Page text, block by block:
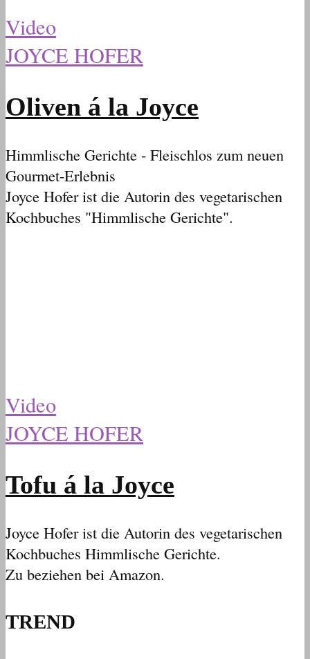
Video
JOYCE HOFER
Oliven á la Joyce
Himmlische Gerichte - Fleischlos zum neuen
Gourmet-Erlebnis
Joyce Hofer ist die Autorin des vegetarischen
Kochbuches "Himmlische Gerichte".
Video
JOYCE HOFER
Tofu á la Joyce
Joyce Hofer ist die Autorin des vegetarischen
Kochbuches Himmlische Gerichte.
Zu beziehen bei Amazon.
TREND